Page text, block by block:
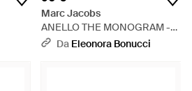
Marc Jacobs
ANELLO THE MONOGRAM -
Metallizzato
Da Eleonora Bonucci